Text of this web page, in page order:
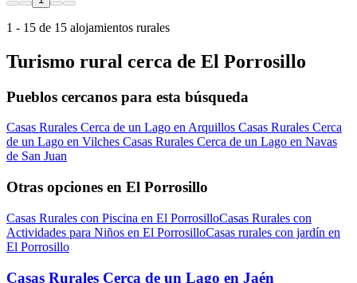
1 - 15 de 15 alojamientos rurales
Turismo rural cerca de El Porrosillo
Pueblos cercanos para esta búsqueda
Casas Rurales Cerca de un Lago en Arquillos Casas Rurales Cerca
de un Lago en Vilches Casas Rurales Cerca de un Lago en Navas
de San Juan
Otras opciones en El Porrosillo
Casas Rurales con Piscina en El PorrosilloCasas Rurales con
Actividades para Niños en El PorrosilloCasas rurales con jardín en
El Porrosillo
Casas Rurales Cerca de un Lago en Jaén